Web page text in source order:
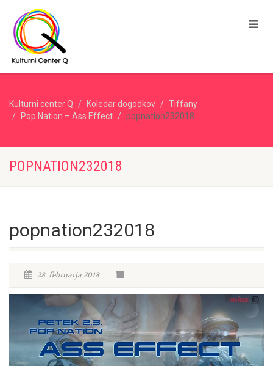
Kulturni center Q Koledar dogodkov
Tiffany
Pop Nation – Ass Effect
popnation232018
POPNATION232018
popnation232018
28. februarja 2018